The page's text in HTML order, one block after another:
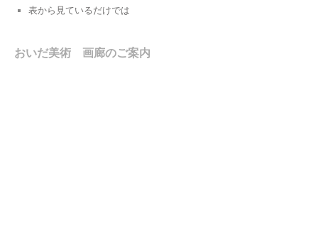
表から見ているだけでは
おいだ美術 画廊のご案内